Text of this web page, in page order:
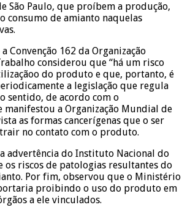
São Paulo, que proíbem a produção,
consumo de amianto naquelas
Convenção 162 da Organização
considerou que “há um risco
do produto e que, portanto, é
a legislação que regula
sentido, de acordo com o
a Organização Mundial de
as formas cancerígenas que o ser
no contato com o produto.
advertência do Instituto Nacional do
os riscos de patologias resultantes do
Por fim, observou que o Ministério
proibindo o uso do produto em
a ele vinculados.